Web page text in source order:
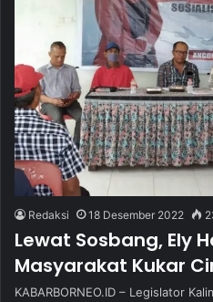
Redaksi 18 Desember 2022
Lewat Sosbang, Ely
Masyarakat Kukar
KABARBORNEO.ID – Legislator